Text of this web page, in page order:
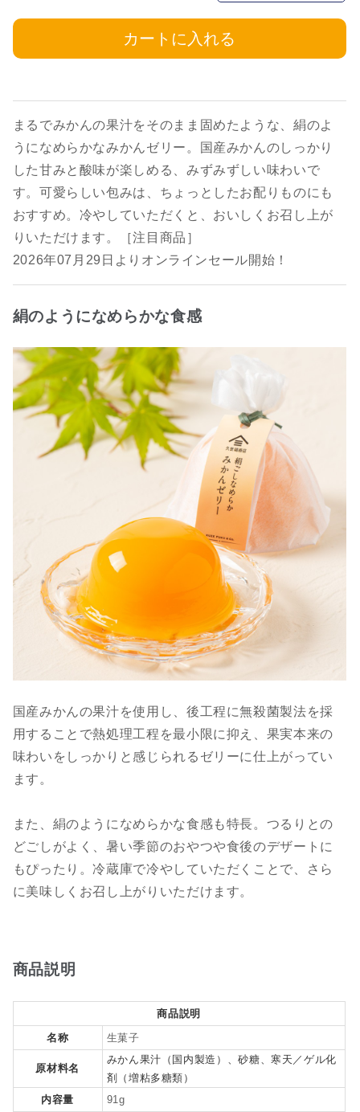
カートに入れる
まるでみかんの果汁をそのまま固めたような、絹のよ
うになめらかなみかんゼリー。国産みかんのしっかり
した甘みと酸味が楽しめる、みずみずしい味わいで
す。可愛らしい包みは、ちょっとしたお配りものにも
おすすめ。冷やしていただくと、おいしくお召し上が
りいただけます。［注目商品］
2026年07月29日よりオンラインセール開始！
絹のようになめらかな食感
国産みかんの果汁を使用し、後工程に無殺菌製法を採
用することで熱処理工程を最小限に抑え、果実本来の
味わいをしっかりと感じられるゼリーに仕上がってい
ます。
また、絹のようになめらかな食感も特長。つるりとの
どごしがよく、暑い季節のおやつや食後のデザートに
もぴったり。冷蔵庫で冷やしていただくことで、さら
に美味しくお召し上がりいただけます。
商品説明
商品説明
名称
生菓子
原材料名
みかん果汁（国内製造）、砂糖、寒天／ゲル化
剤（増粘多糖類）
内容量
91g